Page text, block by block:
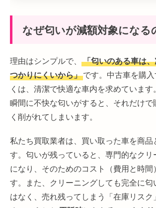
なぜ匂いが減額対象になる
理由はシンプルで、
「匂いのある車は
つかりにくいから」です。中古車を購
くは、清潔で快適な車内を求めていま
瞬間に不快な匂いがすると、それだけで
く削がれてしまいます。
私たち買取業者は、買い取った車を商品
す。匂いが残っていると、専門的なク
になり、そのためのコスト（費用と時間
す。また、クリーニングしても完全に匂
はなく、売れ残ってしまう「在庫リスク